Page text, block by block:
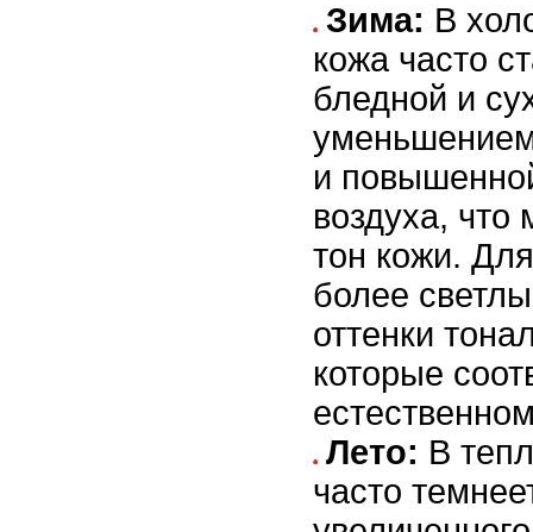
Зима: В
кожа часто
бледной и
уменьшением
и
воздуха, что
тон кожи.
более
оттенки
которые
Лето: В
часто